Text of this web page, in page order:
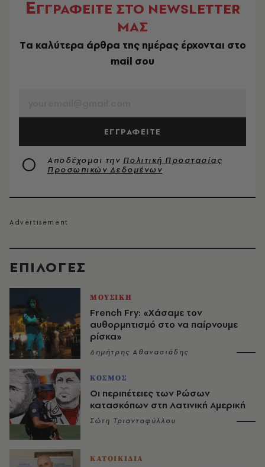
EΠΙΛΟΓΈΣ
ΜΟΥΣΙΚΗ
French Fry: «Χάσαμε τον
αυθορμητισμό στο να παίρνουμε
ρίσκα»
Δημήτρης Αθανασιάδης
ΚΟΣΜΟΣ
Οι περιπέτειες των Ρώσων
κατασκόπων στη Λατινική Αμερική
Σώτη Τριανταφύλλου
ΚΑΤΟΙΚΙΔΙΑ
ΕΓΓΡΑΦΕΙΤΕ ΣΤΟ NEWSLETTER
ΜΑΣ
Tα καλύτερα άρθρα της ημέρας έρχονται στο
mail σου
ΕΓΓΡΑΦΕΙΤΕ
Αποδέχομαι την Πολιτική Προστασίας
Προσωπικών Δεδομένων